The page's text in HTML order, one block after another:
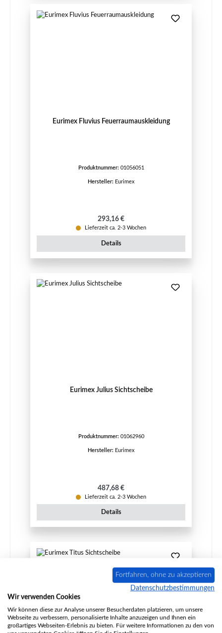
Eurimex Fluvius Feuerraumauskleidung
Produktnummer: 01056051
Hersteller: Eurimex
Regulärer Preis:
293,16 €
Lieferzeit ca. 2-3 Wochen
Details
Eurimex Julius Sichtscheibe
Produktnummer: 01062960
Hersteller: Eurimex
Regulärer Preis:
487,68 €
Lieferzeit ca. 2-3 Wochen
Details
Fortfahren, ohne zu akzeptieren
Datenschutzbestimmungen
Wir verwenden Cookies
Wir können diese zur Analyse unserer Besucherdaten platzieren, um unsere
Webseite zu verbessern, personalisierte Inhalte anzuzeigen und Ihnen ein
großartiges Webseiten-Erlebnis zu bieten. Für weitere Informationen zu den von